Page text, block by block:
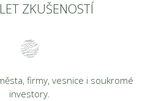
ZKUŠENOSTÍ
firmy, vesnice i soukromé
investory.